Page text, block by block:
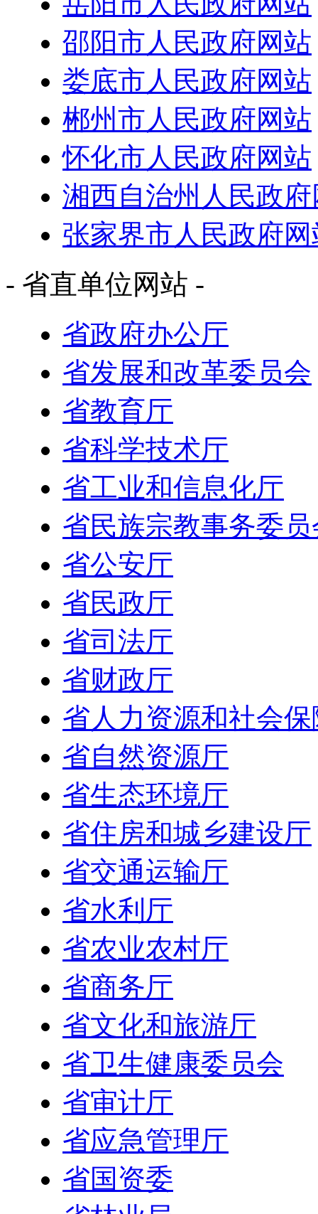
邵阳市人民政府网站
娄底市人民政府网站
郴州市人民政府网站
怀化市人民政府网站
湘西自治州人民政
张家界市人民政府网
- 省直单位网站 -
省政府办公厅
省发展和改革委员会
省教育厅
省科学技术厅
省工业和信息化厅
省民族宗教事务委员
省公安厅
省民政厅
省司法厅
省财政厅
省人力资源和社会
省自然资源厅
省生态环境厅
省住房和城乡建设厅
省交通运输厅
省水利厅
省农业农村厅
省商务厅
省文化和旅游厅
省卫生健康委员会
省审计厅
省应急管理厅
省国资委